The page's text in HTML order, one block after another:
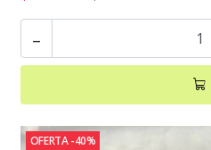
-
OFERTA -40%